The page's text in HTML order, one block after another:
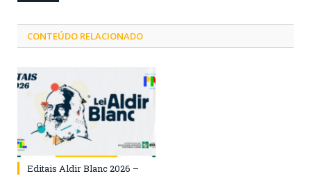
CONTEÚDO RELACIONADO
Editais Aldir Blanc 2026 –